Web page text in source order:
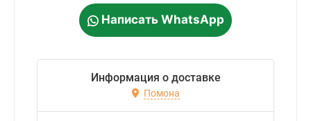
Написать WhatsApp
Информация о доставке
Помона